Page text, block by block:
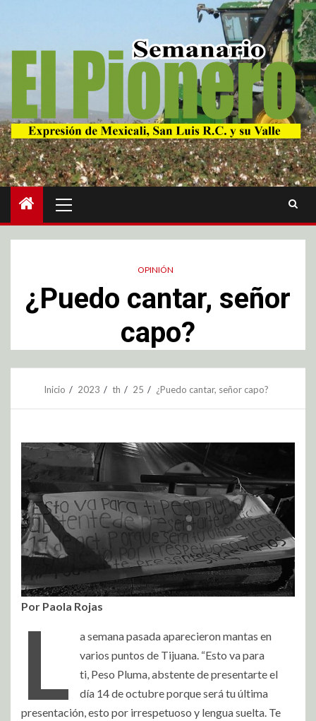
OPINIÓN
¿Puedo cantar, señor
capo?
Inicio 2023 th 25 ¿Puedo cantar, señor capo?
Por Paola Rojas
L
a semana pasada aparecieron mantas en
varios puntos de Tijuana. “Esto va para
ti, Peso Pluma, abstente de presentarte el
día 14 de octubre porque será tu última
presentación, esto por irrespetuoso y lengua suelta. Te